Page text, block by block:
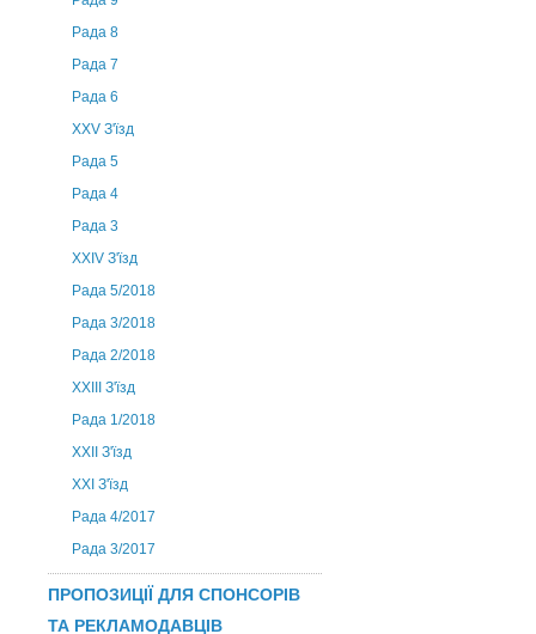
Рада 8
Рада 7
Рада 6
XXV З'їзд
Рада 5
Рада 4
Рада 3
ХХIV З'їзд
Рада 5/2018
Рада 3/2018
Рада 2/2018
XXIII З'їзд
Рада 1/2018
ХХІІ З'їзд
XXI З'їзд
Рада 4/2017
Рада 3/2017
ПРОПОЗИЦІЇ ДЛЯ СПОНСОРІВ
ТА РЕКЛАМОДАВЦІВ